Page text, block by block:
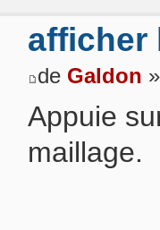
afficher
de Galdon
Appuie
maillage.